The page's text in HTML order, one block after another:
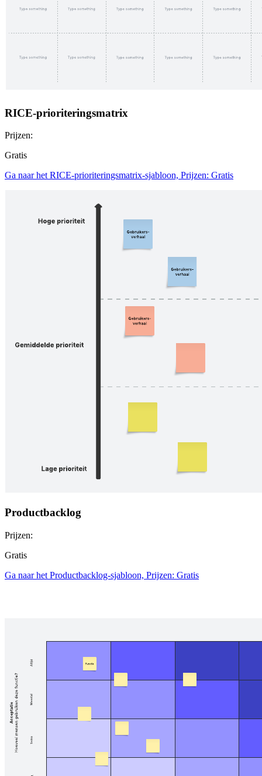
RICE-prioriteringsmatrix
Prijzen:
Gratis
Ga naar het RICE-prioriteringsmatrix-sjabloon, Prijzen: Gratis
Productbacklog
Prijzen:
Gratis
Ga naar het Productbacklog-sjabloon, Prijzen: Gratis